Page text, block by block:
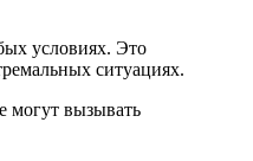
условиях. Это
ситуациях.
могут вызывать